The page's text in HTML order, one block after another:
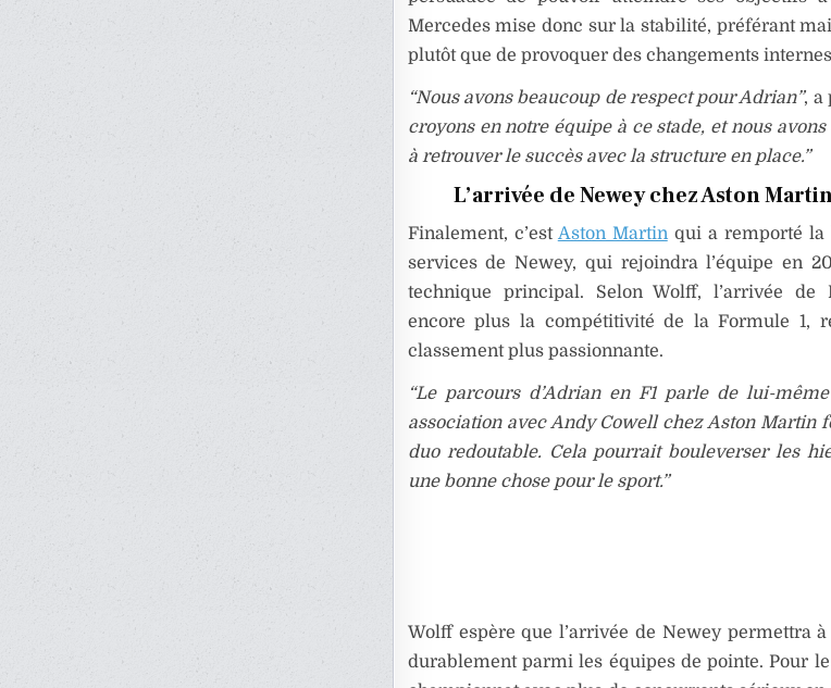
Mercedes mise donc sur la stabilité, préférant
plutôt que de provoquer des changements
“Nous avons beaucoup de respect pour Adrian”, a
croyons en notre équipe à ce stade, et nous
à retrouver le succès avec la structure en place.”
L’arrivée de Newey chez Aston
Finalement, c’est Aston Martinqui a remporté la
services de Newey, qui rejoindra l’équipe en
technique principal. Selon Wolff, l’arrivée de
encore plus la compétitivité de la Formule 1,
classement plus passionnante.
“Le parcours d’Adrian en F1 parle de lui-
association avec Andy Cowell chez Aston Martin
duo redoutable. Cela pourrait bouleverser les
une bonne chose pour le sport.”
Wolff espère que l’arrivée de Newey permettra
durablement parmi les équipes de pointe. Pour